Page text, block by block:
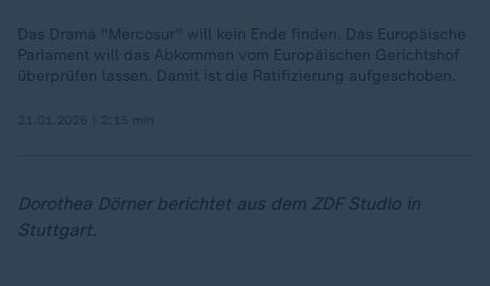
Das Drama "Mercosur" will kein Ende finden. Das Europäische
Parlament will das Abkommen vom Europäischen Gerichtshof
überprüfen lassen. Damit ist die Ratifizierung aufgeschoben.
Dorothea Dörner berichtet aus dem ZDF Studio in
Stuttgart.